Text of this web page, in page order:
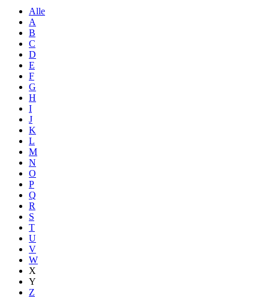
Alle
A
B
C
D
E
F
G
H
I
J
K
L
M
N
O
P
Q
R
S
T
U
V
W
X
Y
Z